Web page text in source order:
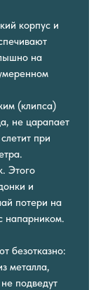
корпус и
на
(клипса)
не царапает
при
Этого
и
потери на
напарником.
безотказно:
металла,
подведут